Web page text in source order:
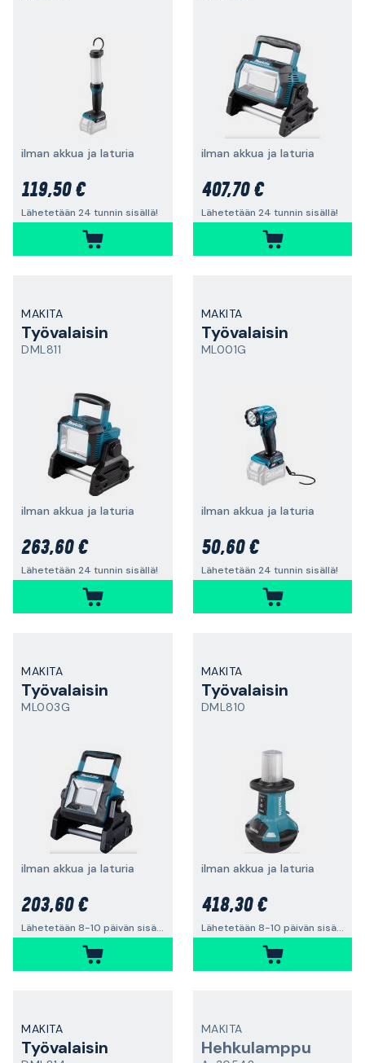
ilman akkua ja laturia
119,50 €
Lähetetään 24 tunnin sisällä!
ilman akkua ja laturia
407,70 €
Lähetetään 24 tunnin sisällä!
MAKITA
Työvalaisin
DML811
ilman akkua ja laturia
263,60 €
Lähetetään 24 tunnin sisällä!
MAKITA
Työvalaisin
ML001G
ilman akkua ja laturia
50,60 €
Lähetetään 24 tunnin sisällä!
MAKITA
Työvalaisin
ML003G
ilman akkua ja laturia
203,60 €
Lähetetään 8-10 päivän sisällä
MAKITA
Työvalaisin
DML810
ilman akkua ja laturia
418,30 €
Lähetetään 8-10 päivän sisällä
MAKITA
Työvalaisin
MAKITA
Hehkulamppu